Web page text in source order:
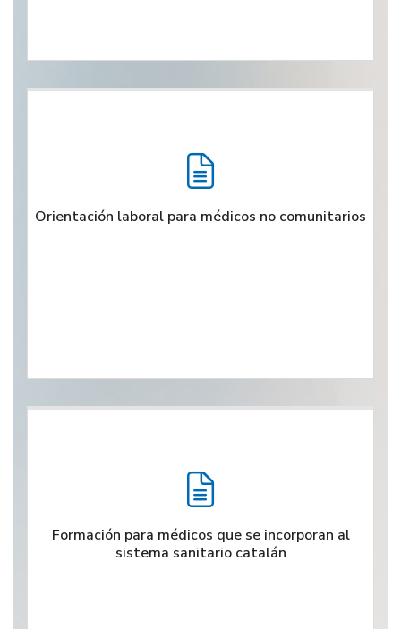
Orientación laboral para médicos no comunitarios
Formación para médicos que se incorporan al
sistema sanitario catalán